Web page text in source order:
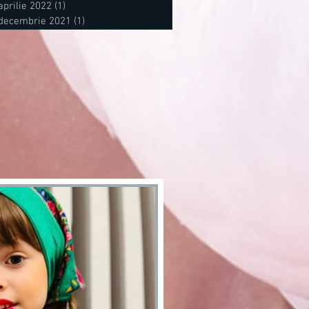
2022 (1)
2021 (1)